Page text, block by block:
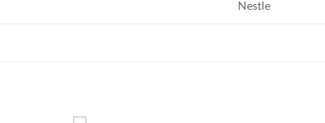
Nestle